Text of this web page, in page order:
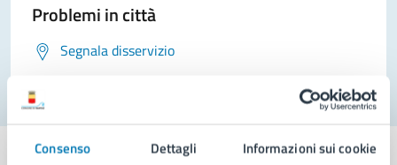
Consenso Dettagli Informazioni sui cookie
Problemi in città
Segnala disservizio